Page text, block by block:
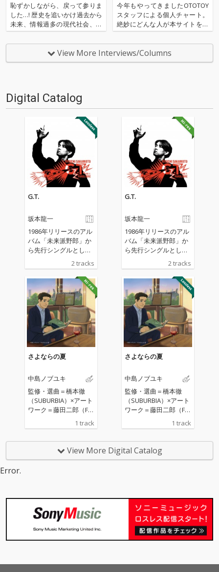
恥ずかしながら、戻って参りま
した…! 歴史を追いかけ過去から
未来、情報過多の現代社会、デ
ジタルの海に散らばったあの名
作、この名作たちをひとつにま
とめる仕事人…!〈アーカイ奉
行〉が今日もデジタルの乱世を
今年もやってきましたOTOTOY
スタッフによる個人チャート。
絶妙にどんな人が本サイトを運
営しているのか？ そんな自己
紹介もちょっとかねておりま
す。2024年は、それぞれなにを
聴いてOTOTOYを作っていたの
View More Interviews/Columns
Digital Catalog
G.T.
坂本龍一
1986年リリースのアル
バム「未来派野郎」か
ら先行シングルとして
T.」が配信開始。 「G.
T.」はイタリア語で大
旅行を意味する「Gran
d Turismo」の略語
で、タイトル通りスピ
ード感溢れる、ダンサ
ブルな エレクトリッ
ク・ファンク・チュー
ン。ヴォーカルにはN.
Y.の伝説的DJ、ラリ
ー・レヴァンがプロデ
プ 「NYC Peech Boy
s」のメンバーで、ロ
ーリング・ストーンズ
のバック・ヴォーカル
ナード・ファウラーを
T.」とは対照的にショ
ート・リンゼイが参
加。後にピアノ・トリ
オやピアノ・ソロでも
演奏され続けた坂本龍
一の代表作の一つ。 リ
メリークリスマス」の
2 tracks
G.T.
坂本龍一
1986年リリースのアル
バム「未来派野郎」か
ら先行シングルとして
T.」が配信開始。 「G.
T.」はイタリア語で大
旅行を意味する「Gran
d Turismo」の略語
で、タイトル通りスピ
ード感溢れる、ダンサ
ブルな エレクトリッ
ク・ファンク・チュー
ン。ヴォーカルにはN.
Y.の伝説的DJ、ラリ
ー・レヴァンがプロデ
プ 「NYC Peech Boy
s」のメンバーで、ロ
ーリング・ストーンズ
のバック・ヴォーカル
ナード・ファウラーを
T.」とは対照的にショ
ート・リンゼイが参
加。後にピアノ・トリ
オやピアノ・ソロでも
演奏され続けた坂本龍
一の代表作の一つ。 リ
メリークリスマス」の
2 tracks
さよならの夏
中島ノブユキ
監修・選曲＝橋本徹
（SUBURBIA）×アート
ワーク＝藤田二郎（FJ
D）×マスタリング＝Ca
lmによる、“午後のコー
ーマに超豪華アーティ
スト12組が参加した、
ングル・カット！ 稀代
の音楽家／ピアニスト
として日本国内の映
画、テレビドラマ、ア
1 track
さよならの夏
中島ノブユキ
監修・選曲＝橋本徹
（SUBURBIA）×アート
ワーク＝藤田二郎（FJ
D）×マスタリング＝Ca
lmによる、“午後のコー
ーマに超豪華アーティ
スト12組が参加した、
ングル・カット！ 稀代
の音楽家／ピアニスト
として日本国内の映
画、テレビドラマ、ア
1 track
View More Digital Catalog
Error.